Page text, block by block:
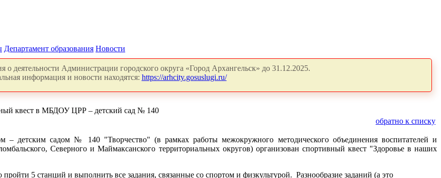
Департамент образования Новости
о деятельности Администрации городского округа «Город Архангельск» до 31.12.2025.
информация и новости находятся: https://arhcity.gosuslugi.ru/
квест в МБДОУ ЦРР – детский сад № 140
обратно к списку
– детским садом № 140 "Творчество" (в рамках работы межокружного методического объединения воспитателей и
Северного и Маймаксанского территориальных округов) организован спортивный квест "Здоровье в наших
5 станций и выполнить все задания, связанные со спортом и физкультурой. Разнообразие заданий (а это